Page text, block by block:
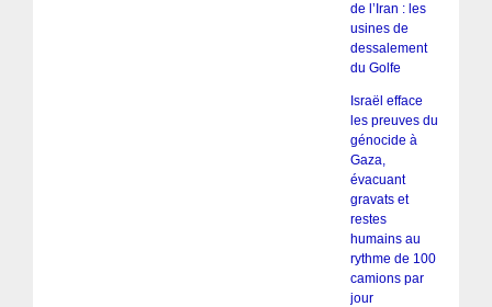
de l’Iran : les
usines de
dessalement
du Golfe
Israël efface
les preuves du
génocide à
Gaza,
évacuant
gravats et
restes
humains au
rythme de 100
camions par
jour